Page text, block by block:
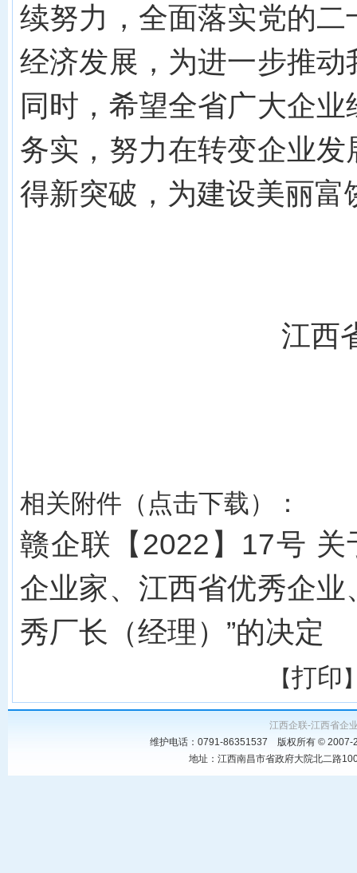
续努力，全面落实党的
经济发展，为进一步推
同时，希望全省广大企
务实，努力在转变企业
得新突破，为建设美丽
江西
相关附件（点击下载）：
赣企联【2022】17号 关
企业家、江西省优秀企
秀厂长（经理）”的决定
【打印
江西企联-江西省企
维护电话：0791-86351537 版权所有 ©
地址：江西南昌市省政府大院北二路